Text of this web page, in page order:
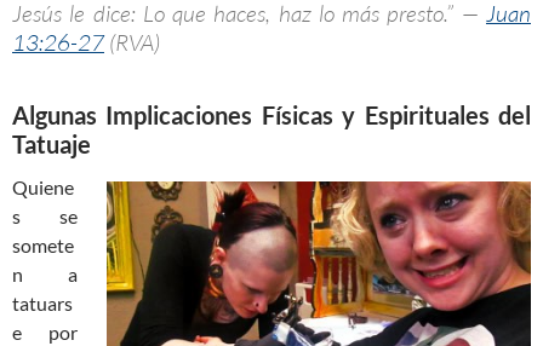
Jesús le dice: Lo que haces, haz lo más presto.” — Juan
13:26-27(RVA)
Algunas Implicaciones Físicas y Espirituales del
Tatuaje
Quiene
s se
somete
n a
tatuars
e por